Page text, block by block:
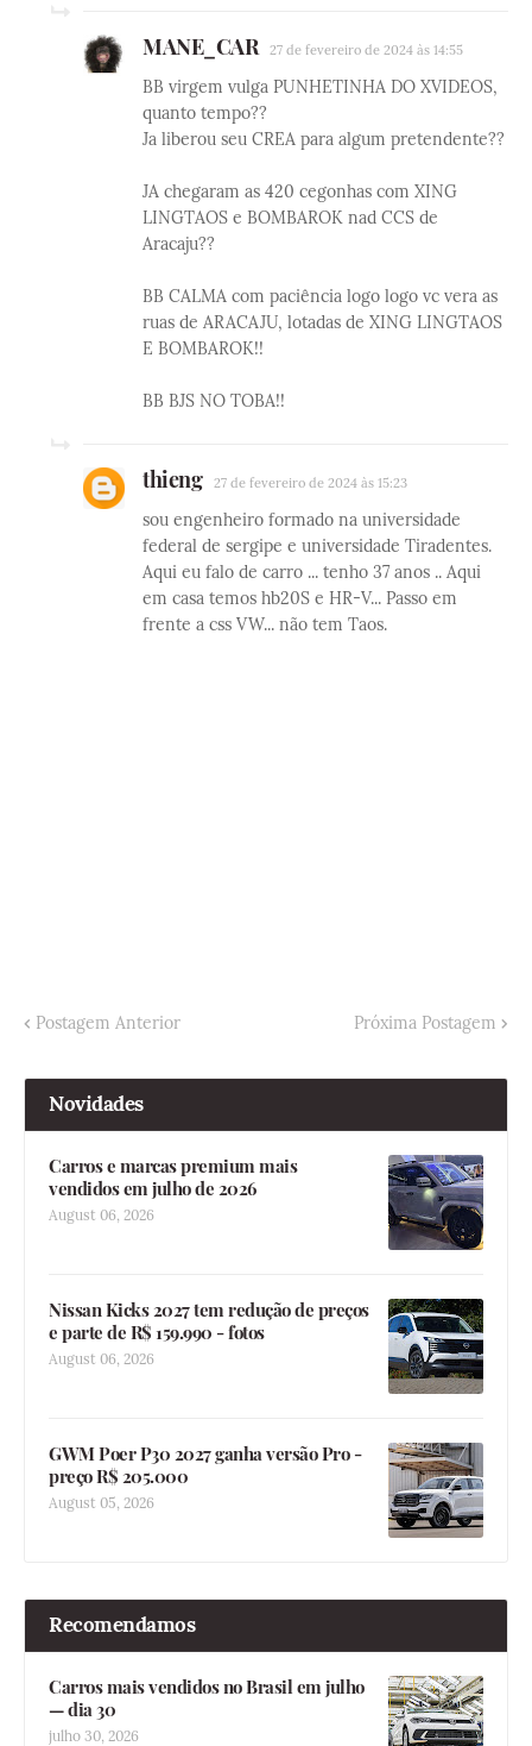
MANE_CAR 27 de fevereiro de 2024 às 14:55
BB virgem vulga PUNHETINHA DO XVIDEOS,
quanto tempo??
Ja liberou seu CREA para algum pretendente??
JA chegaram as 420 cegonhas com XING
LINGTAOS e BOMBAROK nad CCS de
Aracaju??
BB CALMA com paciência logo logo vc vera as
ruas de ARACAJU, lotadas de XING LINGTAOS
E BOMBAROK!!
BB BJS NO TOBA!!
thieng 27 de fevereiro de 2024 às 15:23
sou engenheiro formado na universidade
federal de sergipe e universidade Tiradentes.
Aqui eu falo de carro ... tenho 37 anos .. Aqui
em casa temos hb20S e HR-V... Passo em
frente a css VW... não tem Taos.
Postagem Anterior Próxima Postagem
Novidades
Carros e marcas premium mais
vendidos em julho de 2026
August 06, 2026
Nissan Kicks 2027 tem redução de preços
e parte de R$ 159.990 - fotos
August 06, 2026
GWM Poer P30 2027 ganha versão Pro -
preço R$ 205.000
August 05, 2026
Recomendamos
Carros mais vendidos no Brasil em julho
— dia 30
julho 30, 2026